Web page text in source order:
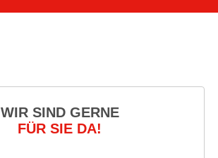
WIR SIND GERNE
FÜR SIE DA!